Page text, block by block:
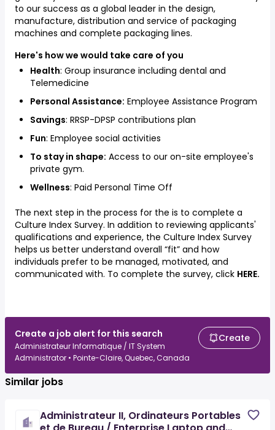
to our success as a global leader in the design,
manufacture, distribution and service of packaging
machines and complete packaging lines.
Here's how we would take care of you
Health: Group insurance including dental and
Telemedicine
Personal Assistance: Employee Assistance Program
Savings: RRSP-DPSP contributions plan
Fun: Employee social activities
To stay in shape: Access to our on-site employee's
private gym.
Wellness: Paid Personal Time Off
The next step in the process for the is to complete a
Culture Index Survey. In addition to reviewing applicants'
qualifications and experience, the Culture Index Survey
helps us better understand overall “fit” and how
individuals prefer to be managed, motivated, and
communicated with. To complete the survey, click HERE.
Create a job alert for this search
Administrateur Informatique / IT System
Administrator • Pointe-Claire, Quebec, Canada
Create
Similar jobs
Administrateur II, Ordinateurs Portables